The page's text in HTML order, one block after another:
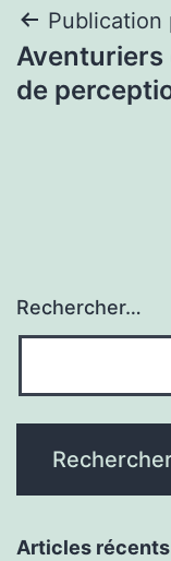
de
Publication
Aventuriers
de
Rechercher…
Articles récents